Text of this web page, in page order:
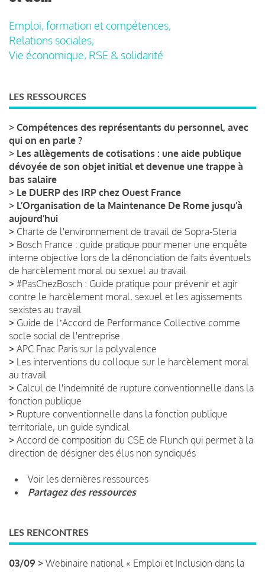
Emploi, formation et compétences,
Relations sociales,
Vie économique, RSE & solidarité
LES RESSOURCES
> Compétences des représentants du personnel, avec
qui on en parle ?
> Les allègements de cotisations : une aide publique
dévoyée de son objet initial et devenue une trappe à
bas salaire
> Le DUERP des IRP chez Ouest France
> L’Organisation de la Maintenance De Rome jusqu’à
aujourd’hui
> Charte de l'environnement de travail de Sopra-Steria
> Bosch France : guide pratique pour mener une enquête
interne objective lors de la dénonciation de faits éventuels
de harcèlement moral ou sexuel au travail
> #PasChezBosch : Guide pratique pour prévenir et agir
contre le harcèlement moral, sexuel et les agissements
sexistes au travail
> Guide de lʼAccord de Performance Collective comme
socle social de l'entreprise
> APC Fnac Paris sur la polyvalence
> Les interventions du colloque sur le harcèlement moral
au travail
> Calcul de l'indemnité de rupture conventionnelle dans la
fonction publique
> Rupture conventionnelle dans la fonction publique
territoriale, un guide syndical
> Accord de composition du CSE de Flunch qui permet à la
direction de désigner des élus non syndiqués
Voir les dernières ressources
Partagez des ressources
LES RENCONTRES
03/09 > Webinaire national « Emploi et Inclusion dans la